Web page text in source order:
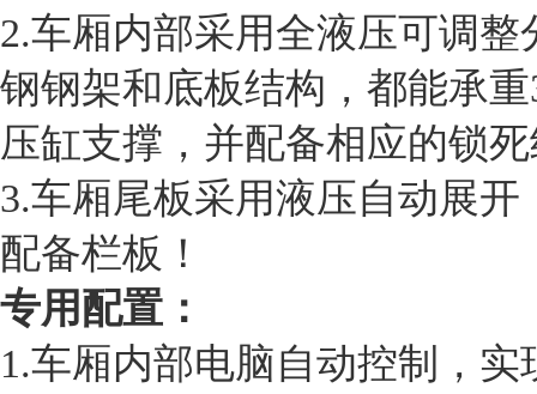
2.车厢内部采用全液压可调
钢钢架和底板结构，都能承
压缸支撑，并配备相应的锁
3.车厢尾板采用液压自动展
配备栏板！
专用配置：
1.车厢内部电脑自动控制，